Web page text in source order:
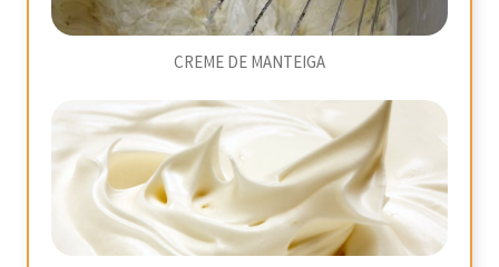
CREME DE MANTEIGA